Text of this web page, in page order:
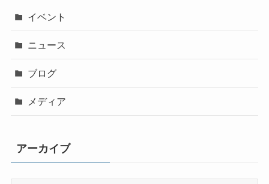
イベント
ニュース
ブログ
メディア
アーカイブ